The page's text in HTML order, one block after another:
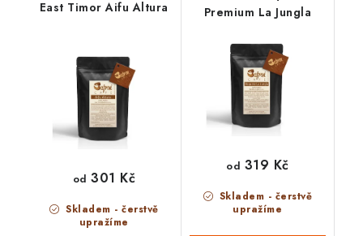
East Timor Aifu Altura
Skladem - čerstvě
upražíme
od 301 Kč
Premium La Jungla
Skladem - čerstvě
upražíme
od 319 Kč